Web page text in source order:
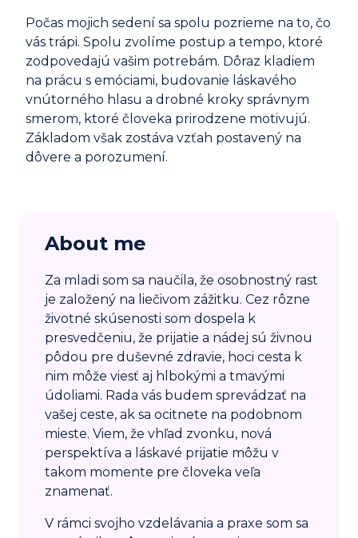
Počas mojich sedení sa spolu pozrieme na to, čo
vás trápi. Spolu zvolíme postup a tempo, ktoré
zodpovedajú vašim potrebám. Dôraz kladiem
na prácu s emóciami, budovanie láskavého
vnútorného hlasu a drobné kroky správnym
smerom, ktoré človeka prirodzene motivujú.
Základom však zostáva vzťah postavený na
dôvere a porozumení.
About me
Za mladi som sa naučila, že osobnostný rast
je založený na liečivom zážitku. Cez rôzne
životné skúsenosti som dospela k
presvedčeniu, že prijatie a nádej sú živnou
pôdou pre duševné zdravie, hoci cesta k
nim môže viesť aj hlbokými a tmavými
údoliami. Rada vás budem sprevádzať na
vašej ceste, ak sa ocitnete na podobnom
mieste. Viem, že vhľad zvonku, nová
perspektíva a láskavé prijatie môžu v
takom momente pre človeka veľa
znamenať.
V rámci svojho vzdelávania a praxe som sa